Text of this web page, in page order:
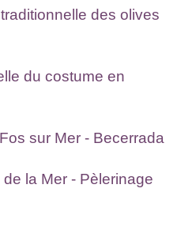
des olives
du costume en
sur Mer - Becerrada
la Mer - Pèlerinage